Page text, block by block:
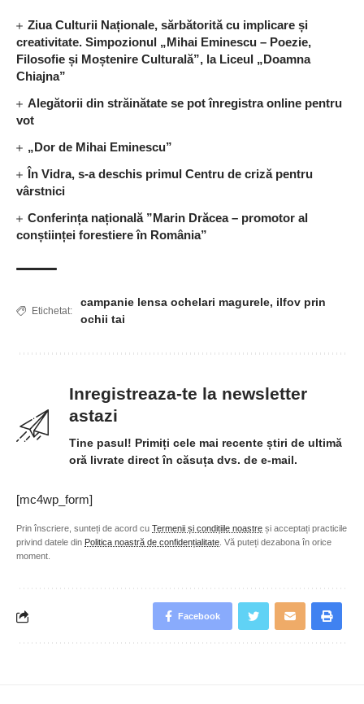
Ziua Culturii Naționale, sărbătorită cu implicare și
creativitate. Simpozionul „Mihai Eminescu – Poezie,
Filosofie și Moștenire Culturală”, la Liceul „Doamna
Chiajna”
Alegătorii din străinătate se pot înregistra online pentru
vot
„Dor de Mihai Eminescu”
În Vidra, s-a deschis primul Centru de criză pentru
vârstnici
Conferința națională ”Marin Drăcea – promotor al
conștiinței forestiere în România”
Etichetat:
campanie lensa ochelari magurele, ilfov prin
ochii tai
Inregistreaza-te la newsletter
astazi
Tine pasul! Primiți cele mai recente știri de ultimă
oră livrate direct în căsuța dvs. de e-mail.
[mc4wp_form]
Prin înscriere, sunteți de acord cu Termenii și condițiile noastre și acceptați practicile
privind datele din Politica noastră de confidențialitate . Vă puteți dezabona în orice
moment.
Facebook